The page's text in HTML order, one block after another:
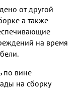
от другой
а также
на время
по вине
на сборку